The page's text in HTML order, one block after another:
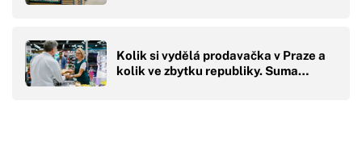
Kolik si vydělá prodavačka v Praze a
kolik ve zbytku republiky. Suma…